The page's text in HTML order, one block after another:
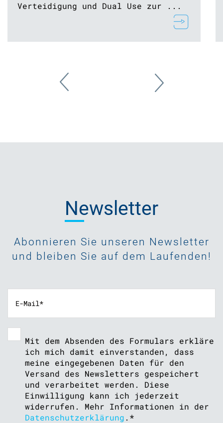
Verteidigung und Dual Use zur ...
Newsletter
Abonnieren Sie unseren Newsletter
und bleiben Sie auf dem Laufenden!
Mit dem Absenden des Formulars erkläre
ich mich damit einverstanden, dass
meine eingegebenen Daten für den
Versand des Newsletters gespeichert
und verarbeitet werden. Diese
Einwilligung kann ich jederzeit
widerrufen. Mehr Informationen in der
Datenschutzerklärung . *